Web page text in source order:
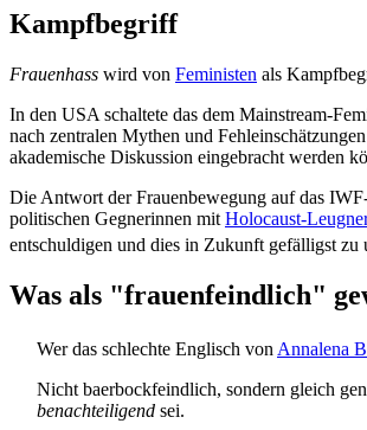
Kampfbegriff
Frauenhass wird von Feministen als
In den USA schaltete das dem Mainstream-
nach zentralen Mythen und
akademische Diskussion eingebracht werden
Die Antwort der Frauenbewegung auf das
politischen Gegnerinnen mit Holocaust-
entschuldigen und dies in Zukunft gefälligst zu
Was als "frauenfeindlich"
Wer das schlechte Englisch von Annalena
Nicht baerbockfeindlich, sondern gleich
benachteiligend sei.